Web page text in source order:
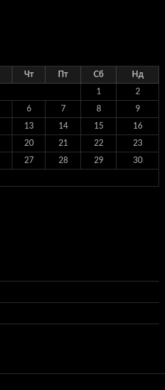
Чт Пт Сб Нд
1 2
6 7 8 9
13 14 15 16
20 21 22 23
27 28 29 30